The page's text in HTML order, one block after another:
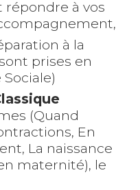
répondre à vos
à la
prises en
(Quand
En
La naissance
maternité), le